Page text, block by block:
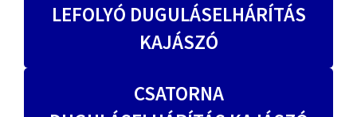
LEFOLYÓ DUGULÁSELHÁRÍTÁS
KAJÁSZÓ
CSATORNA